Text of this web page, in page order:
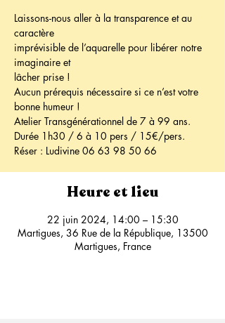
Laissons-nous aller à la transparence et au
caractère
imprévisible de l’aquarelle pour libérer notre
imaginaire et
lâcher prise !
Aucun prérequis nécessaire si ce n’est votre
bonne humeur !
Atelier Transgénérationnel de 7 à 99 ans.
Durée 1h30 / 6 à 10 pers / 15€/pers.
Réser : Ludivine 06 63 98 50 66
Heure et lieu
22 juin 2024, 14:00 – 15:30
Martigues, 36 Rue de la République, 13500
Martigues, France